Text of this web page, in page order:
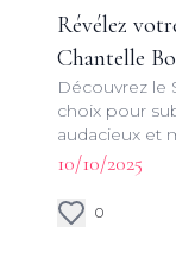
Révélez
Chantelle
Découvrez le
choix pour
audacieux et
une
inébranlable.
10/10/2025
0